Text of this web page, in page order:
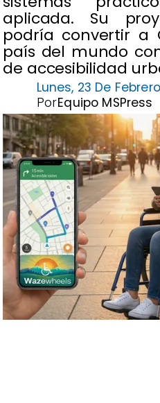
aplicada. Su
podría convertir a
país del mundo
de accesibilidad
Lunes, 23 De
Equipo MSPress
Por